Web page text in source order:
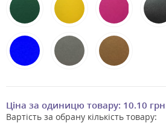
Ціна за одиницю товару: 10.10
Вартість за обрану кількість товару: